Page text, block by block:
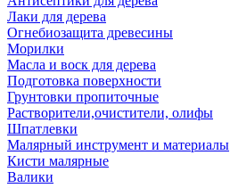
Лаки для дерева
Огнебиозащита древесины
Морилки
Масла и воск для дерева
Подготовка поверхности
Грунтовки пропиточные
Растворители,очистители, олифы
Шпатлевки
Малярный инструмент и материалы
Кисти малярные
Валики